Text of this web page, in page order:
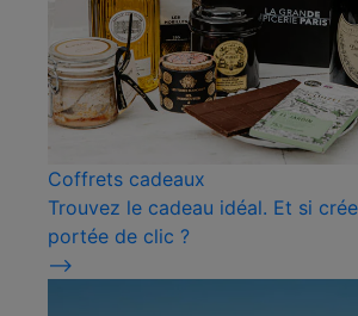
Coffrets cadeaux
Trouvez le cadeau idéal. Et si
portée de clic ?
⟶